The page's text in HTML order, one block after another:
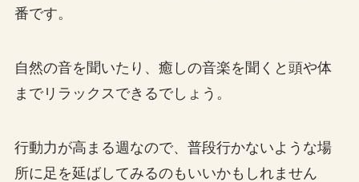
番です。
自然の音を聞いたり、癒しの音楽を聞くと頭や体
までリラックスできるでしょう。
行動力が高まる週なので、普段行かないような場
所に足を延ばしてみるのもいいかもしれません